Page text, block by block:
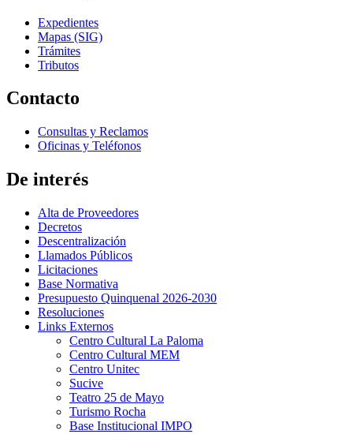
Expedientes
Mapas (SIG)
Trámites
Tributos
Contacto
Consultas y Reclamos
Oficinas y Teléfonos
De interés
Alta de Proveedores
Decretos
Descentralización
Llamados Públicos
Licitaciones
Base Normativa
Presupuesto Quinquenal 2026-2030
Resoluciones
Links Externos
Centro Cultural La Paloma
Centro Cultural MEM
Centro Unitec
Sucive
Teatro 25 de Mayo
Turismo Rocha
Base Institucional IMPO